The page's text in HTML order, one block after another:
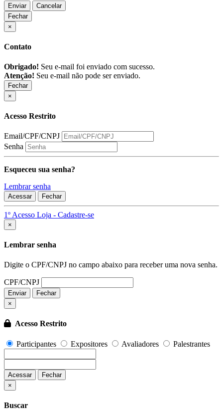
Enviar
Cancelar
Fechar
×
Contato
Obrigado! Seu e-mail foi enviado com sucesso.
Atenção! Seu e-mail não pode ser enviado.
Fechar
×
Acesso Restrito
Email/CPF/CNPJ
Senha
Esqueceu sua senha?
Lembrar senha
Acessar Fechar
1º Acesso Loja - Cadastre-se
×
Lembrar senha
Digite o CPF/CNPJ no campo abaixo para receber uma nova senha.
CPF/CNPJ
Enviar
Fechar
×
Acesso Restrito
Participantes Expositores Avaliadores Palestrantes
Acessar
Fechar
×
Buscar